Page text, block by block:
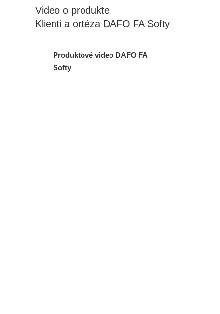
Video o produkte
Klienti a ortéza DAFO FA Softy
Produktové video DAFO FA
Softy